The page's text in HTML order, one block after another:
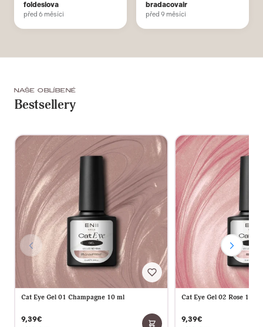
foldesiova
před 6 měsíci
bradacovair
před 9 měsíci
NAŠE OBLÍBENÉ
Bestsellery
Cat Eye Gel 01 Champagne 10 ml
9,39€
Cat Eye Gel 02 Rose 10 ml
9,39€